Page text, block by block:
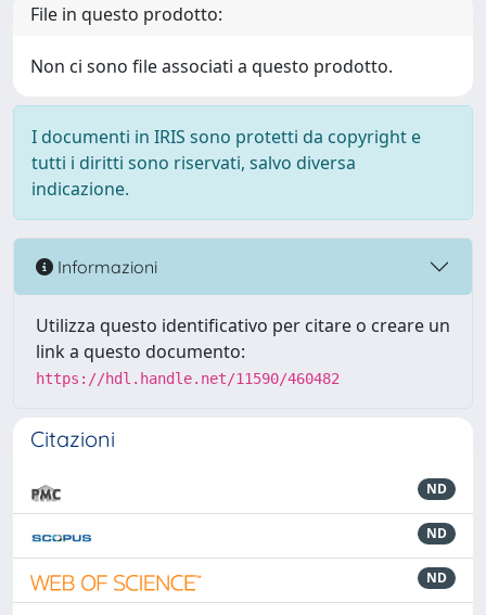
File in questo prodotto:
Non ci sono file associati a questo prodotto.
I documenti in IRIS sono protetti da copyright e
tutti i diritti sono riservati, salvo diversa
indicazione.
Informazioni
Utilizza questo identificativo per citare o creare un
link a questo documento:
https://hdl.handle.net/11590/460482
Citazioni
ND
ND
ND